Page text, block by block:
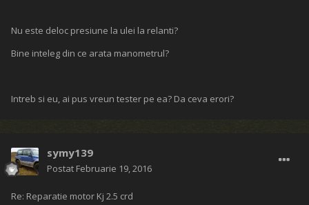
Nu este deloc presiune la ulei la relanti?
Bine inteleg din ce arata manometrul?
Intreb si eu, ai pus vreun tester pe ea? Da ceva erori?
symy139
Postat Februarie 19, 2016
Re: Reparatie motor Kj 2.5 crd